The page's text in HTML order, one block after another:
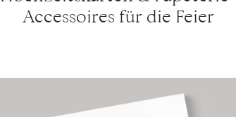
Accessoires für die Feier